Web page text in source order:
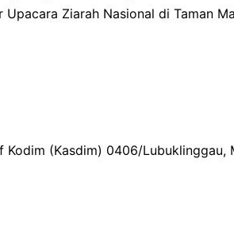
Ziarah Nasional di Taman
(Kasdim) 0406/